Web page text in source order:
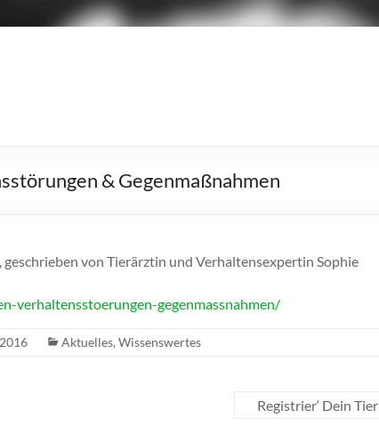
& Gegenmaßnahmen
von Tierärztin und Verhaltensexpertin Sophie
verhaltensstoerungen-gegenmassnahmen/
Aktuelles, Wissenswertes
Registrier‘ Dein Tier